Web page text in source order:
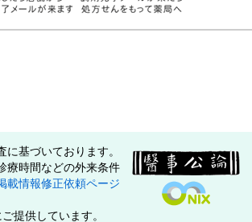
基づいております。
療時間などの外来条件
載情報修正依頼ページ
提供しています。